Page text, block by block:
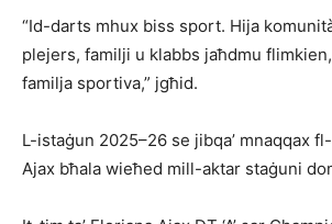
“Id-darts mhux biss sport. Hija
plejers, familji u klabbs jaħdmu
familja sportiva,” jgħid.
L-istaġun 2025–26 se jibqa’ mnaqqax
Ajax bħala wieħed mill-aktar staġuni